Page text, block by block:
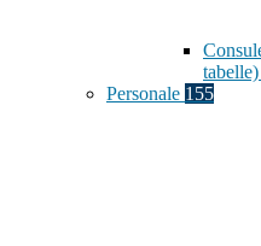
tabelle)
Personale 155